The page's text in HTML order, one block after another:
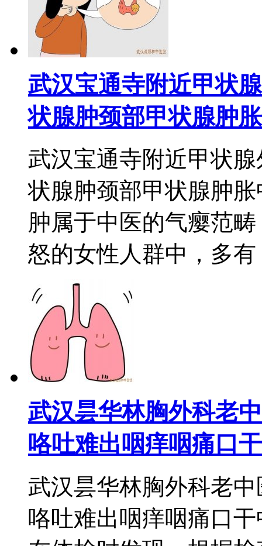
武汉宝通寺附近甲状
状腺肿颈部甲状腺肿胀
武汉宝通寺附近甲状
状腺肿颈部甲状腺肿
肿属于中医的气瘿范
怒的女性人群中，多有
武汉昙华林胸外科老
咯吐难出咽痒咽痛口干
武汉昙华林胸外科老
咯吐难出咽痒咽痛口